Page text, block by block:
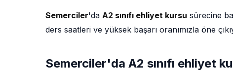
Semerciler'da A2 sınıfı ehliyet kursu sürecine
ders saatleri ve yüksek başarı oranımızla öne
Semerciler'da A2 sınıfı ehliyet